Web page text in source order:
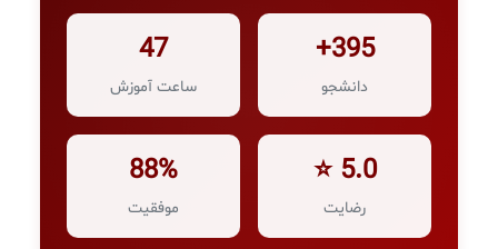
395+
دانشجو
47
ساعت آموزش
5.0 ⭐
رضایت
88%
موفقیت